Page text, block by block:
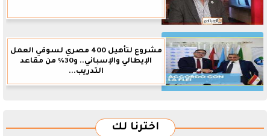
مشروع لتأهيل 400 مصري لسوقي العمل
الإيطالي والإسباني.. و30% من مقاعد
التدريب...
اخترنا لك